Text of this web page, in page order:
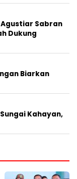
Agustiar Sabran
Dukung
Biarkan
Kahayan,